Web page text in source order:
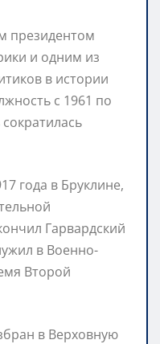
президентом
и одним из
в истории
с 1961 по
года в Бруклине,
Гарвардский
в Военно-
Второй
в Верховную